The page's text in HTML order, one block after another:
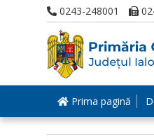
0243-248001
Prima pagină